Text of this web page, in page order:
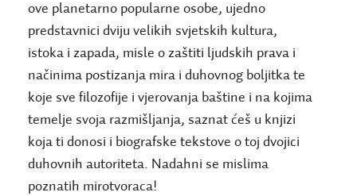
ove planetarno popularne osobe, ujedno
predstavnici dviju velikih svjetskih kultura,
istoka i zapada, misle o zaštiti ljudskih prava i
načinima postizanja mira i duhovnog boljitka te
koje sve filozofije i vjerovanja baštine i na kojima
temelje svoja razmišljanja, saznat ćeš u knjizi
koja ti donosi i biografske tekstove o toj dvojici
duhovnih autoriteta. Nadahni se mislima
poznatih mirotvoraca!